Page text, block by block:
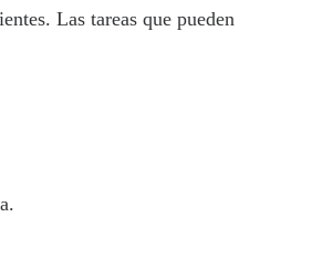
Las tareas que pueden